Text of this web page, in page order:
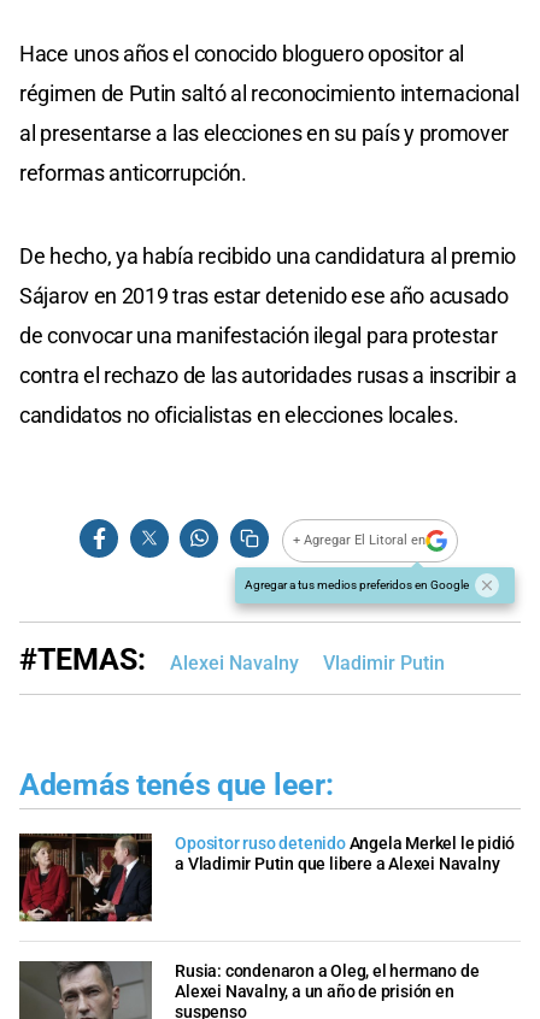
Hace unos años el conocido bloguero opositor al
régimen de Putin saltó al reconocimiento internacional
al presentarse a las elecciones en su país y promover
reformas anticorrupción.
De hecho, ya había recibido una candidatura al premio
Sájarov en 2019 tras estar detenido ese año acusado
de convocar una manifestación ilegal para protestar
contra el rechazo de las autoridades rusas a inscribir a
candidatos no oficialistas en elecciones locales.
+ Agregar El Litoral en
Agregar a tus medios preferidos en Google
#TEMAS: Alexei Navalny Vladimir Putin
Además tenés que leer:
Opositor ruso detenidoAngela Merkel le pidió
a Vladimir Putin que libere a Alexei Navalny
Rusia: condenaron a Oleg, el hermano de
Alexei Navalny, a un año de prisión en
suspenso